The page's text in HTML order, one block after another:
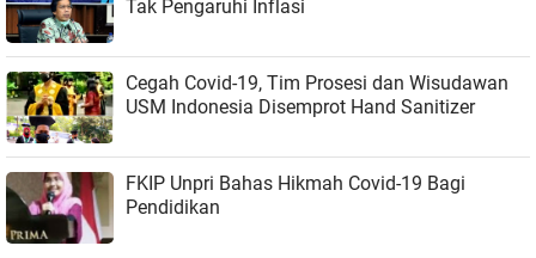
Tak Pengaruhi Inflasi
Cegah Covid-19, Tim Prosesi dan Wisudawan
USM Indonesia Disemprot Hand Sanitizer
FKIP Unpri Bahas Hikmah Covid-19 Bagi
Pendidikan